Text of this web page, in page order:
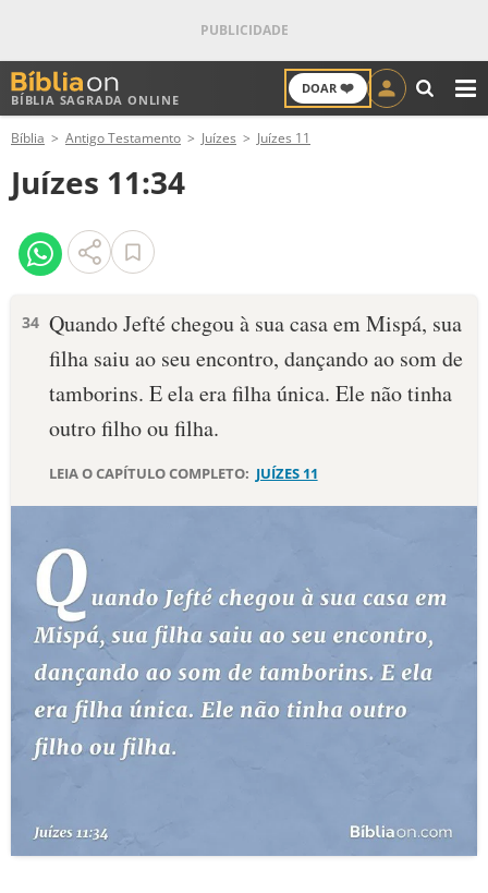
BÍBLIA SAGRADA ONLINE
DOAR ❤️
ANTIGO TESTAMENTO
NOVO TESTAMENTO
VERSÍCULOS
PALAVRA DO DIA
SALMO DO DIA
DEVOCIONAL DIÁRIO
ESTUDOS BÍBLICOS
ESBOÇOS DE PREGAÇÃO
PERGUNTE À BÍBLIA
QUEM SOMOS
Bíblia Antigo Testamento Juízes Juízes 11
Juízes 11:34
34 Quando Jefté chegou à sua casa em Mispá, sua
filha saiu ao seu encontro, dançando ao som de
tamborins. E ela era filha única. Ele não tinha
outro filho ou filha.
LEIA O CAPÍTULO COMPLETO: JUÍZES 11